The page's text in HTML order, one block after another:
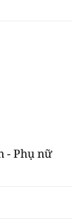
- Phụ nữ